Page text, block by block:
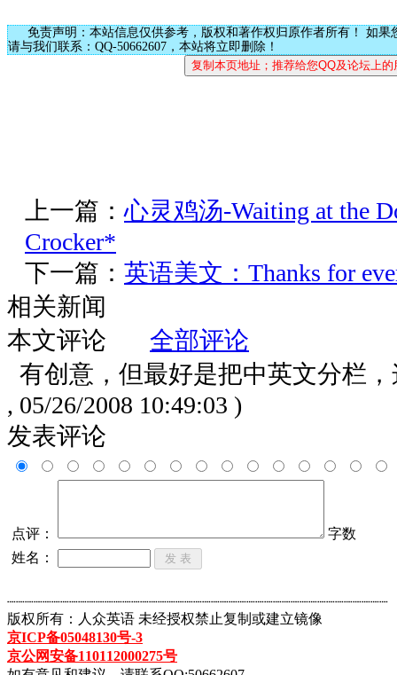
免责声明：本站信息仅供参考，版权和著作权归原作者所有！ 如果
请与我们联系：QQ-50662607，本站将立即删除！
上一篇：心灵鸡汤-Waiting at the
Crocker*
下一篇： 英语美文：Thanks for
相关新闻
本文评论
全部评论
有创意，但最好是把中英文分栏
, 05/26/2008 10:49:03 )
发表评论
点评：
字数
姓名：
┈┈┈┈┈┈┈┈┈┈┈┈┈┈┈┈┈┈┈┈┈┈┈┈┈┈┈┈┈┈┈┈┈┈┈┈┈┈┈┈┈┈┈
版权所有：人众英语 未经授权禁止复制或建立镜像
京ICP备05048130号-3
京公网安备110112000275号